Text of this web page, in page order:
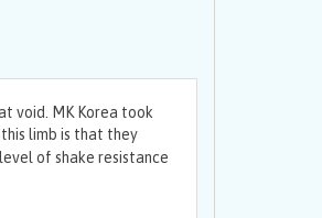
void. MK Korea took
limb is that they
of shake resistance